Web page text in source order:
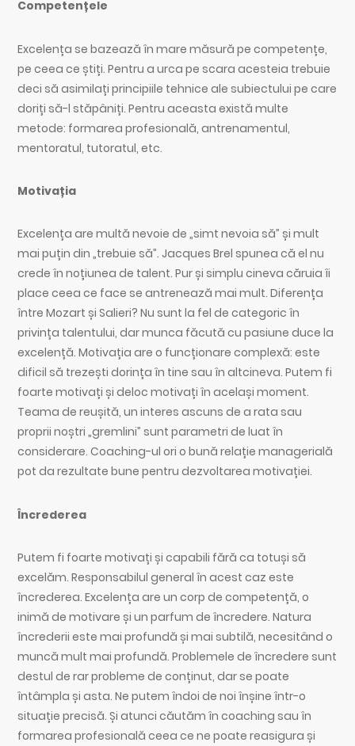
Competențele
Excelența se bazează în mare măsură pe competențe,
pe ceea ce știți. Pentru a urca pe scara acesteia trebuie
deci să asimilați principiile tehnice ale subiectului pe care
doriți să-l stăpâniți. Pentru aceasta există multe
metode: formarea profesională, antrenamentul,
mentoratul, tutoratul, etc.
Motivația
Excelența are multă nevoie de „simt nevoia să” și mult
mai puțin din „trebuie să”. Jacques Brel spunea că el nu
crede în noțiunea de talent. Pur și simplu cineva căruia îi
place ceea ce face se antrenează mai mult. Diferența
între Mozart și Salieri? Nu sunt la fel de categoric în
privința talentului, dar munca făcută cu pasiune duce la
excelență. Motivația are o funcționare complexă: este
dificil să trezești dorința în tine sau în altcineva. Putem fi
foarte motivați și deloc motivați în același moment.
Teama de reușită, un interes ascuns de a rata sau
proprii noștri „gremlini” sunt parametri de luat în
considerare. Coaching-ul ori o bună relație managerială
pot da rezultate bune pentru dezvoltarea motivației.
Încrederea
Putem fi foarte motivați și capabili fără ca totuși să
excelăm. Responsabilul general în acest caz este
încrederea. Excelența are un corp de competență, o
inimă de motivare și un parfum de încredere. Natura
încrederii este mai profundă și mai subtilă, necesitând o
muncă mult mai profundă. Problemele de încredere sunt
destul de rar probleme de conținut, dar se poate
întâmpla și asta. Ne putem îndoi de noi înșine într-o
situație precisă. Și atunci căutăm în coaching sau în
formarea profesională ceea ce ne poate reasigura și